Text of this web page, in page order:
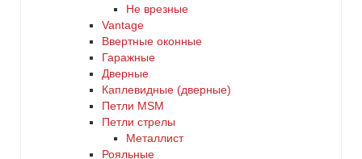
Не врезные
Vantage
Ввертные оконные
Гаражные
Дверные
Каплевидные (дверные)
Петли MSM
Петли стрелы
Металлист
Рояльные